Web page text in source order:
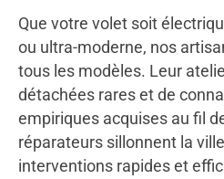
Que votre volet soit
ou ultra-moderne, nos
tous les modèles. Leur
détachées rares et de
empiriques acquises au fil
réparateurs sillonnent la
interventions rapides et